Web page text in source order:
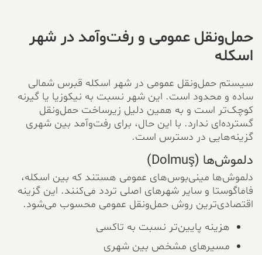
حمل‌ونقل عمومی و رفت‌وآمد در شهر
اسکله
سیستم حمل‌ونقل عمومی در شهر اسکله قبرس شمالی
ساده و محدود است. این شهر نسبت به نیکوزیا یا گیرنه
کوچک‌تر است و به همین دلیل زیرساخت حمل‌ونقل
گسترده‌ای ندارد. با این حال، برای رفت‌وآمد بین شهری
گزینه‌هایی در دسترس است.
دلموش‌ها (Dolmuş)
دلموش‌ها مینی‌بوس‌های عمومی هستند که بین اسکله،
فاماگوستا و سایر شهرهای اصلی تردد می‌کنند. این گزینه
اقتصادی‌ترین روش حمل‌ونقل عمومی محسوب می‌شود.
هزینه پایین‌تر نسبت به تاکسی
مسیرهای مشخص بین شهری